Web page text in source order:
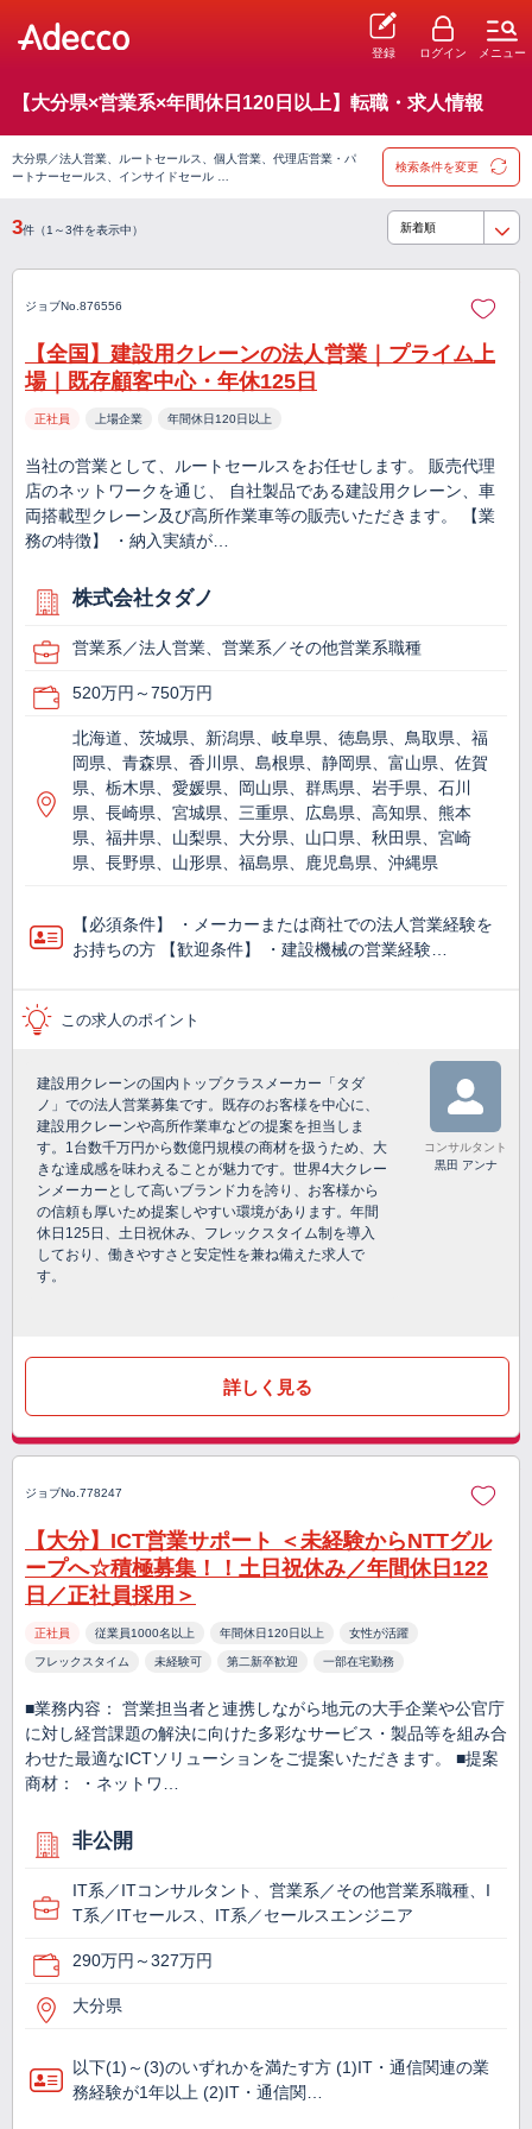
登録 ログイン メニュー
【大分県×営業系×年間休日120日以上】転職・求人情報
大分県／法人営業、ルートセールス、個人営業、代理店営業・パ
ートナーセールス、インサイドセール …
検索条件を変更
3件（1～3件を表示中）
ジョブNo.876556
【全国】建設用クレーンの法人営業｜プライム上
場｜既存顧客中心・年休125日
正社員 上場企業 年間休日120日以上
当社の営業として、ルートセールスをお任せします。 販売代理
店のネットワークを通じ、 自社製品である建設用クレーン、車
両搭載型クレーン及び高所作業車等の販売いただきます。 【業
務の特徴】 ・納入実績が…
株式会社タダノ
営業系／法人営業、営業系／その他営業系職種
520万円～750万円
北海道、茨城県、新潟県、岐阜県、徳島県、鳥取県、福
岡県、青森県、香川県、島根県、静岡県、富山県、佐賀
県、栃木県、愛媛県、岡山県、群馬県、岩手県、石川
県、長崎県、宮城県、三重県、広島県、高知県、熊本
県、福井県、山梨県、大分県、山口県、秋田県、宮崎
県、長野県、山形県、福島県、鹿児島県、沖縄県
【必須条件】 ・メーカーまたは商社での法人営業経験を
お持ちの方 【歓迎条件】 ・建設機械の営業経験…
この求人のポイント
建設用クレーンの国内トップクラスメーカー「タダ
ノ」での法人営業募集です。既存のお客様を中心に、
建設用クレーンや高所作業車などの提案を担当しま
す。1台数千万円から数億円規模の商材を扱うため、大
きな達成感を味わえることが魅力です。世界4大クレー
ンメーカーとして高いブランド力を誇り、お客様から
の信頼も厚いため提案しやすい環境があります。年間
休日125日、土日祝休み、フレックスタイム制を導入
しており、働きやすさと安定性を兼ね備えた求人で
す。
コンサルタント
黒田 アンナ
詳しく見る
ジョブNo.778247
【大分】ICT営業サポート ＜未経験からNTTグル
ープへ☆積極募集！！土日祝休み／年間休日122
日／正社員採用＞
正社員 従業員1000名以上 年間休日120日以上 女性が活躍
フレックスタイム 未経験可 第二新卒歓迎 一部在宅勤務
■業務内容： 営業担当者と連携しながら地元の大手企業や公官庁
に対し経営課題の解決に向けた多彩なサービス・製品等を組み合
わせた最適なICTソリューションをご提案いただきます。 ■提案
商材： ・ネットワ…
非公開
IT系／ITコンサルタント、営業系／その他営業系職種、I
T系／ITセールス、IT系／セールスエンジニア
290万円～327万円
大分県
以下(1)～(3)のいずれかを満たす方 (1)IT・通信関連の業
務経験が1年以上 (2)IT・通信関…